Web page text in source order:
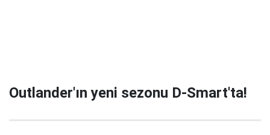
Outlander'ın yeni sezonu D-Smart'ta!